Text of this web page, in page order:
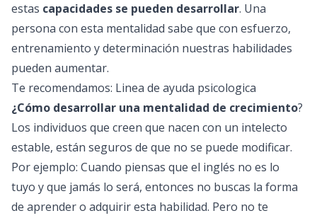
estas capacidades se pueden desarrollar. Una
persona con esta mentalidad sabe que con esfuerzo,
entrenamiento y determinación nuestras habilidades
pueden aumentar.
Te recomendamos: Linea de ayuda psicologica
¿Cómo desarrollar una mentalidad de crecimiento?
Los individuos que creen que nacen con un intelecto
estable, están seguros de que no se puede modificar.
Por ejemplo: Cuando piensas que el inglés no es lo
tuyo y que jamás lo será, entonces no buscas la forma
de aprender o adquirir esta habilidad. Pero no te